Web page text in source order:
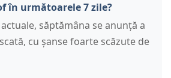
în următoarele 7 zile?
săptămâna se anunță a
cu șanse foarte scăzute de